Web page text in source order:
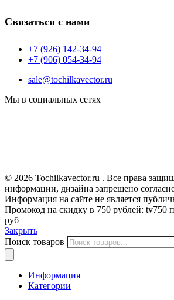
Связаться с нами
+7 (926) 142-34-94
+7 (906) 054-34-94
sale@tochilkavector.ru
Мы в социальных сетях
© 2026 Tochilkavector.ru . Все права
информации, дизайна запрещено
Информация на сайте не является
Промокод на скидку в 750 рублей: tv750
руб
Закрыть
Поиск товаров
Информация
Категории